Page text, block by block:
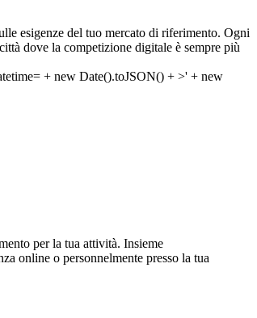
esigenze del tuo mercato di riferimento. Ogni
dove la competizione digitale è sempre più
per la tua attività. Insieme
online o personnelmente presso la tua